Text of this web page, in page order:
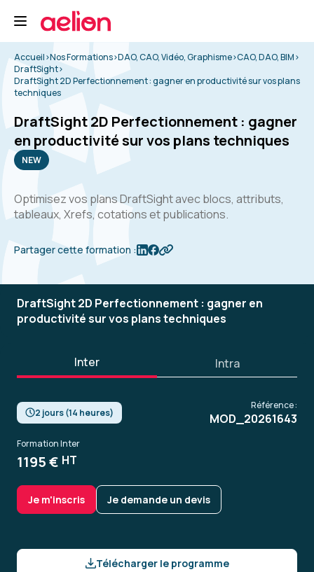
Accueil>Nos Formations>DAO, CAO, Vidéo, Graphisme>CAO, DAO, BIM>
DraftSight>
DraftSight 2D Perfectionnement : gagner en productivité sur vos plans
techniques
DraftSight 2D Perfectionnement : gagner
en productivité sur vos plans techniques
NEW
Optimisez vos plans DraftSight avec blocs, attributs,
tableaux, Xrefs, cotations et publications.
Partager cette formation :
DraftSight 2D Perfectionnement : gagner en
productivité sur vos plans techniques
Inter Intra
2 jours (14 heures)
Référence :
MOD_20261643
Formation Inter
1195 € HT
Je m'inscris Je demande un devis
Télécharger le programme